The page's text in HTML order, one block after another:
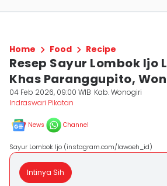
Home Food Recipe
Resep Sayur Lombok Ijo
Khas Paranggupito,
04 Feb 2026, 09:00 WIB Kab. Wonogiri
Indraswari Pikatan
News Channel
Sayur Lombok Ijo (instagram.com/lawoeh_id)
Intinya Sih